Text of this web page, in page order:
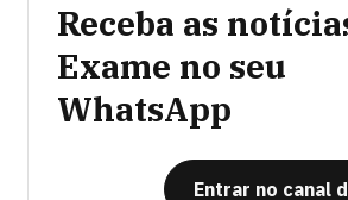
Receba as
Exame no seu
WhatsApp
Entrar no canal